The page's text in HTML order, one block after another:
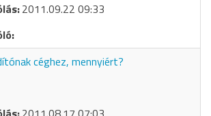
2011.09.22 09:33
céghez, mennyiért?